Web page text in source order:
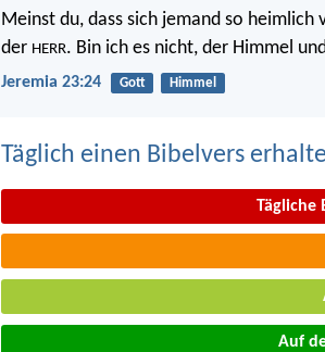
Meinst du, dass sich jemand so heimlich
der HERR. Bin ich es nicht, der Himmel
Jeremia 23:24 Gott Himmel
Täglich einen Bibelvers
Tägliche
Auf